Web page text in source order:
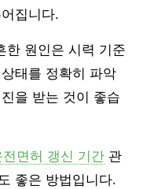
집니다.
한 원인은 시력 기준
태를 정확히 파악
을 받는 것이 좋습
전면허 갱신 기간 관
좋은 방법입니다.